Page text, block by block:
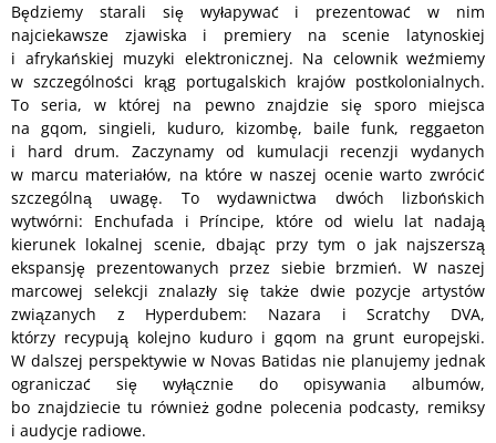
Będziemy starali się wyłapywać i prezentować w nim
najciekawsze zjawiska i premiery na scenie latynoskiej
i afrykańskiej muzyki elektronicznej. Na celownik weźmiemy
w szczególności krąg portugalskich krajów postkolonialnych.
To seria, w której na pewno znajdzie się sporo miejsca
na gqom, singieli, kuduro, kizombę, baile funk, reggaeton
i hard drum. Zaczynamy od kumulacji recenzji wydanych
w marcu materiałów, na które w naszej ocenie warto zwrócić
szczególną uwagę. To wydawnictwa dwóch lizbońskich
wytwórni: Enchufada i Príncipe, które od wielu lat nadają
kierunek lokalnej scenie, dbając przy tym o jak najszerszą
ekspansję prezentowanych przez siebie brzmień. W naszej
marcowej selekcji znalazły się także dwie pozycje artystów
związanych z Hyperdubem: Nazara i Scratchy DVA,
którzy recypują kolejno kuduro i gqom na grunt europejski.
W dalszej perspektywie w Novas Batidas nie planujemy jednak
ograniczać się wyłącznie do opisywania albumów,
bo znajdziecie tu również godne polecenia podcasty, remiksy
i audycje radiowe.